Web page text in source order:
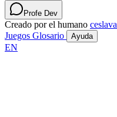
Profe Dev
Creado por el humano ceslava
Juegos Glosario Ayuda
EN